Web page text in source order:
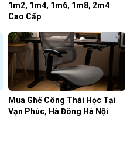
1m2, 1m4, 1m6, 1m8, 2m4
Cao Cấp
Mua Ghế Công Thái Học Tại
Vạn Phúc, Hà Đông Hà Nội